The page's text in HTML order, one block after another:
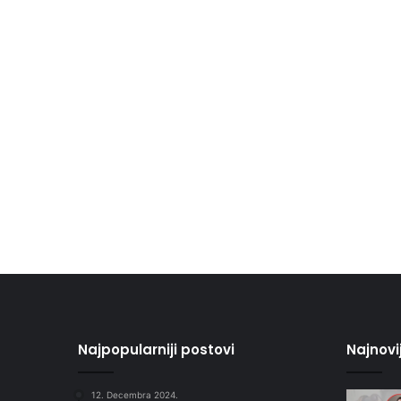
Najpopularniji postovi
12. Decembra 2024.